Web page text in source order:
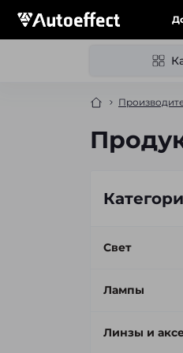
Свет
- Led кольца
Лампы
- Led лампы
Линзы и